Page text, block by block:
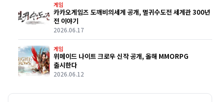
게임
카카오게임즈 도깨비의세계 공개, 멸귀수도전 세계관 300년
전 이야기
2026.06.17
게임
위메이드 나이트 크로우 신작 공개, 올해 MMORPG
출시한다
2026.06.12